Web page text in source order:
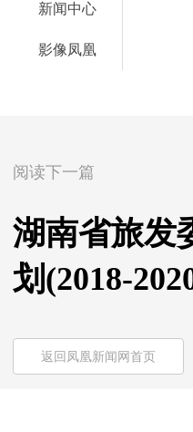
新闻中心
影像凤凰
阅读下一篇
湖南省旅发
划(2018-
返回凤凰新闻网首页